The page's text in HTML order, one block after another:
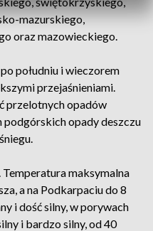
mazurskiego,
oraz mazowieckiego.
południu i wieczorem
przejaśnieniami.
przelotnych opadów
podgórskich opady deszczu
maksymalna
a na Podkarpaciu do 8
i dość silny, w porywach
i bardzo silny, od 40